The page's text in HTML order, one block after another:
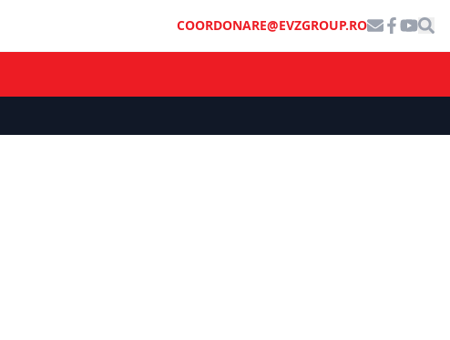
COORDONARE@EVZGROUP.RO